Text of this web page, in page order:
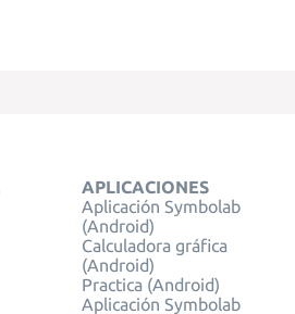
APLICACIONES
Aplicación Symbolab
(Android)
Calculadora gráfica
(Android)
Practica (Android)
Aplicación Symbolab